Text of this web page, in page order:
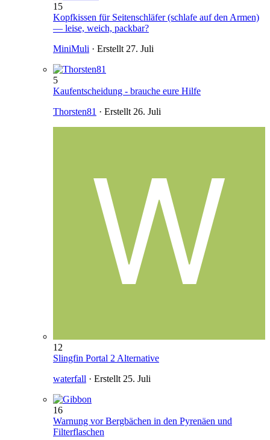
15
Kopfkissen für Seitenschläfer (schlafe auf den Armen)
— leise, weich, packbar?
MiniMuli · Erstellt 27. Juli
5
Kaufentscheidung - brauche eure Hilfe
Thorsten81 · Erstellt 26. Juli
12
Slingfin Portal 2 Alternative
waterfall · Erstellt 25. Juli
16
Warnung vor Bergbächen in den Pyrenäen und
Filterflaschen